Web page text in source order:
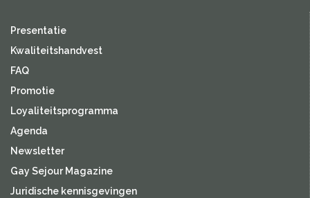
Presentatie
Kwaliteitshandvest
FAQ
Promotie
Loyaliteitsprogramma
Agenda
Newsletter
Gay Sejour Magazine
Juridische kennisgevingen